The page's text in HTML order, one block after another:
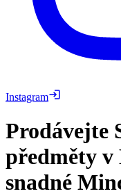
Instagram
Prodávejte
předměty v
snadné